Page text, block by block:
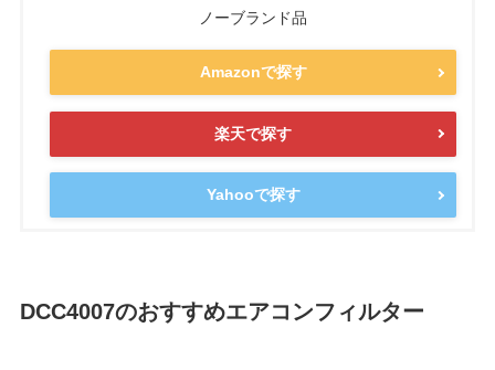
ノーブランド品
Amazonで探す
楽天で探す
Yahooで探す
DCC4007のおすすめエアコンフィルター